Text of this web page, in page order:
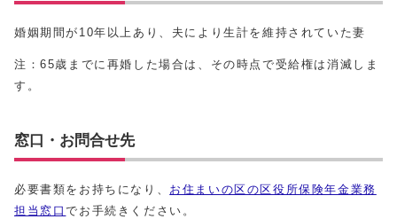
婚姻期間が10年以上あり、夫により生計を維持されていた妻
注：65歳までに再婚した場合は、その時点で受給権は消滅しま
す。
窓口・お問合せ先
必要書類をお持ちになり、 お住まいの区の区役所保険年金業務
担当窓口でお手続きください。